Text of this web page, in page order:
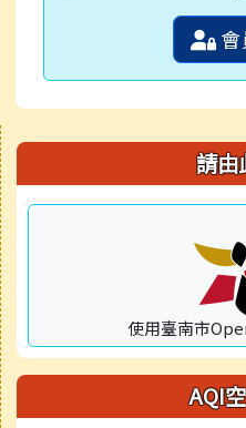
右邊區域內容 請由
使用臺南市
AQI